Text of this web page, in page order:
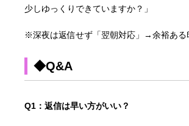
少しゆっくりできていますか？」
※深夜は返信せず「翌朝対応」→余裕ある
◆Q&A
Q1：返信は早い方がいい？